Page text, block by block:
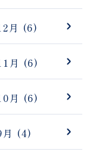
月 (6)
月 (6)
月 (6)
(4)